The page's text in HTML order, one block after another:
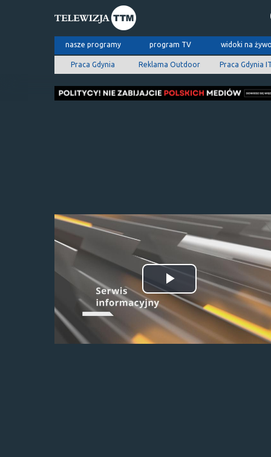
nasze programy program TV widoki na
Praca Gdynia Reklama Outdoor Praca Gdynia
Odtwórz
wideo